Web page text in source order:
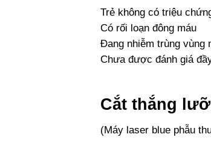
Trẻ không có triệu
Có rối loạn đông máu
Đang nhiễm trùng vùng
Chưa được đánh giá
Cắt thắng
(Máy laser blue phẫu